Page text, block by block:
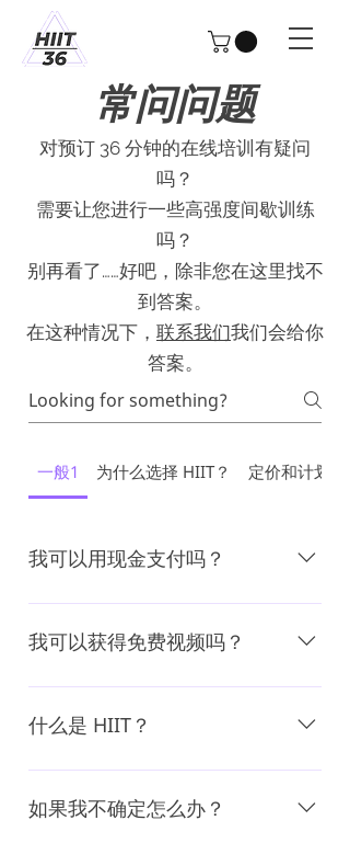
常问问题
对预订 36 分钟的在线培训有疑问
吗？
需要让您进行一些高强度间歇训练
吗？
别再看了……好吧，除非您在这里找不
到答案。
在这种情况下， 联系我们我们会给你
答案。
一般1 为什么选择 HIIT？ 定价和计划
我可以用现金支付吗？
不，对不起。让我们的团队远离诈骗的
最安全方法是避免邮寄问题。
我可以获得免费视频吗？
是的！我们提供 7 天免费试用。立即注
册并查看我们的 HIIT 库。
什么是 HIIT？
HIIT 代表高强度间歇训练。短暂的剧烈
运动和锻炼被短暂的休息分开（别担
如果我不确定怎么办？